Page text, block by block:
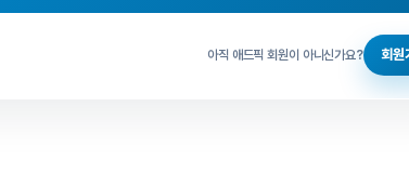
아직 애드픽 회원이 아니신가요? 회원